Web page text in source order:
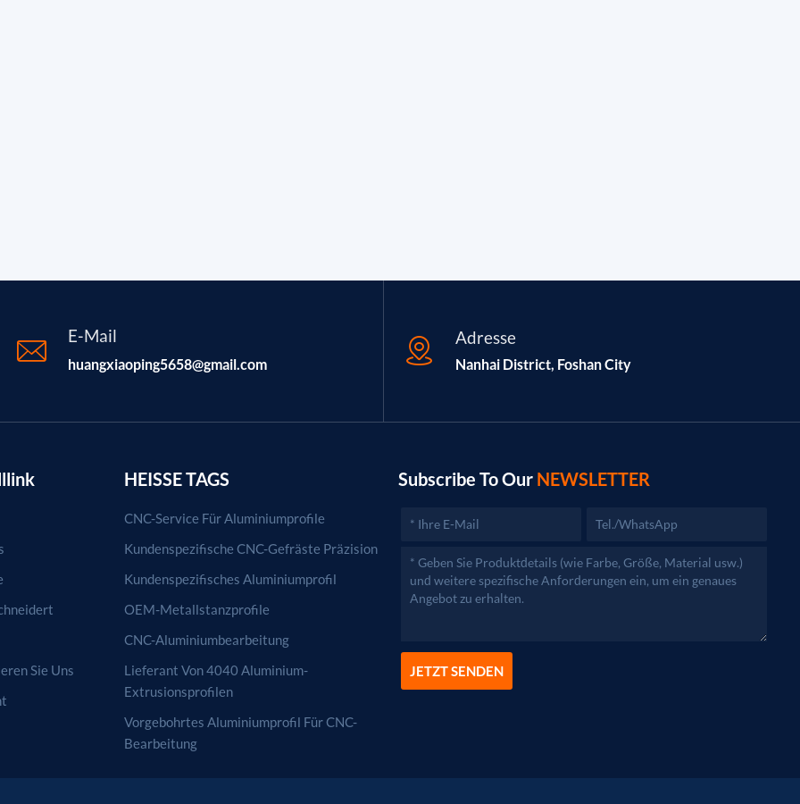
E-Mail
huangxiaoping5658@gmail.com
Adresse
Nanhai District, Foshan City
Sie Uns
HEISSE TAGS
CNC-Service Für Aluminiumprofile
Kundenspezifische CNC-Gefräste Präzision
Kundenspezifisches Aluminiumprofil
OEM-Metallstanzprofile
CNC-Aluminiumbearbeitung
Lieferant Von 4040 Aluminium-
Extrusionsprofilen
Vorgebohrtes Aluminiumprofil Für CNC-
Bearbeitung
Subscribe To Our NEWSLETTER
JETZT SENDEN